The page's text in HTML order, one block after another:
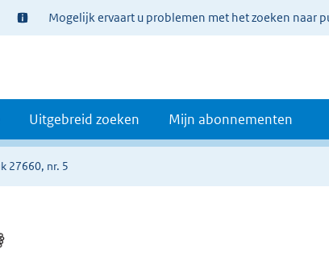
Ter
informatie:
Mogelijk ervaart u problemen met het zoeken naar
Uitgebreid zoeken Mijn abonnementen
27660, nr. 5